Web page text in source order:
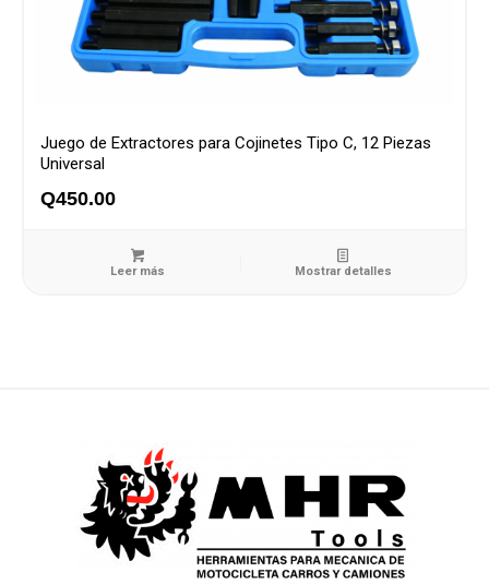
Juego de Extractores para Cojinetes Tipo C, 12 Piezas
Universal
Q450.00
Leer más Mostrar detalles